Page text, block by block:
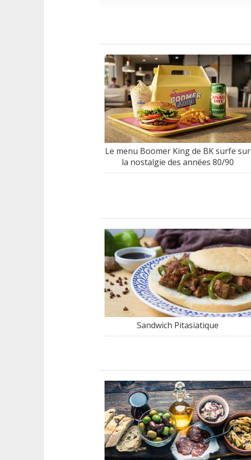
Le menu Boomer King de BK surfe sur
la nostalgie des années 80/90
Sandwich Pitasiatique